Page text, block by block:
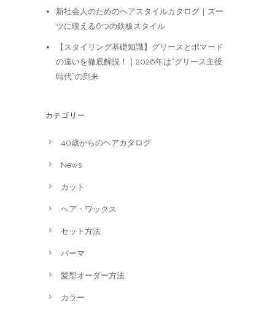
新社会人のためのヘアスタイルカタログ｜スー
ツに映える6つの鉄板スタイル
【スタイリング基礎知識】グリースとポマード
の違いを徹底解説！｜2026年は“グリース主役
時代”の到来
カテゴリー
40歳からのヘアカタログ
News
カット
ヘア・ワックス
セット方法
パーマ
髪型オーダー方法
カラー